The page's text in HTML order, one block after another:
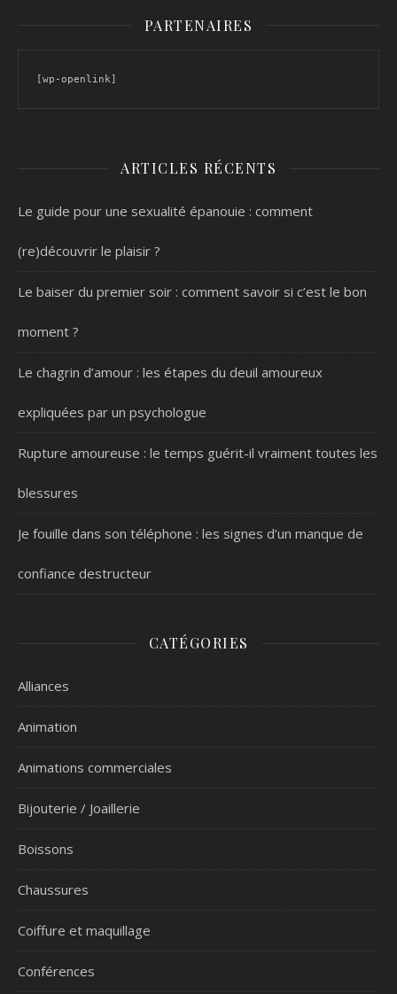
PARTENAIRES
[wp-openlink]
ARTICLES RÉCENTS
Le guide pour une sexualité épanouie : comment
(re)découvrir le plaisir ?
Le baiser du premier soir : comment savoir si c’est le bon
moment ?
Le chagrin d’amour : les étapes du deuil amoureux
expliquées par un psychologue
Rupture amoureuse : le temps guérit-il vraiment toutes les
blessures
Je fouille dans son téléphone : les signes d’un manque de
confiance destructeur
CATÉGORIES
Alliances
Animation
Animations commerciales
Bijouterie / Joaillerie
Boissons
Chaussures
Coiffure et maquillage
Conférences